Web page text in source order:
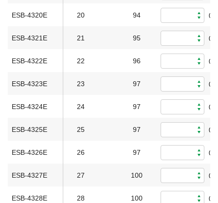
ESB-4320E 20 94 0
ESB-4321E 21 95 0
ESB-4322E 22 96 0
ESB-4323E 23 97 0
ESB-4324E 24 97 0
ESB-4325E 25 97 0
ESB-4326E 26 97 0
ESB-4327E 27 100 0
ESB-4328E 28 100 0